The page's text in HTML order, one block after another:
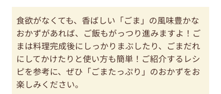
食欲がなくても、香ばしい「ごま」の風味豊かな
おかずがあれば、ご飯もがっつり進みますよ！ご
まは料理完成後にしっかりまぶしたり、ごまだれ
にしてかけたりと使い方も簡単！ご紹介するレシ
ピを参考に、ぜひ「ごまたっぷり」のおかずをお
楽しみください。